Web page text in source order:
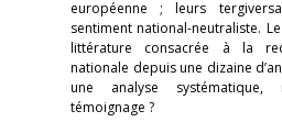
européenne ; leurs
sentiment national-neutraliste.
littérature consacrée à la
nationale depuis une dizaine
une analyse
témoignage ?